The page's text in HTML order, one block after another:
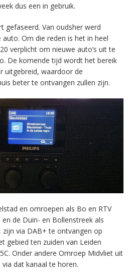
dus een in gebruik.
gefaseerd. Van oudsher werd
Om die reden is het in heel
verplicht om nieuwe auto’s uit te
De komende tijd wordt het bereik
uitgebreid, waardoor de
beter te ontvangen zullen zijn.
en omroepen als Bo en RTV
de Duin- en Bollenstreek als
zijn via DAB+ te ontvangen op
gebied ten zuiden van Leiden
Onder andere Omroep Midvliet uit
dat kanaal te horen.